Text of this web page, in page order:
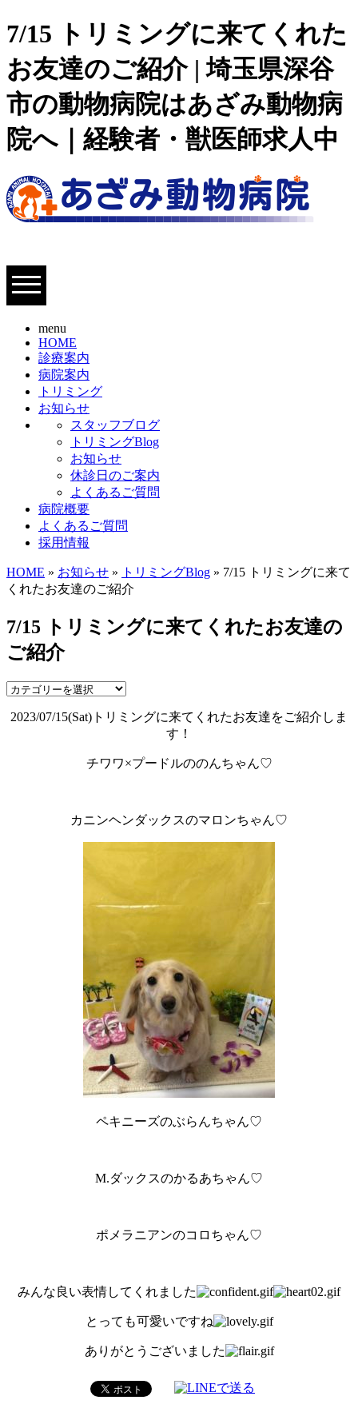
7/15 トリミングに来てくれた
お友達のご紹介 | 埼玉県深谷
市の動物病院はあざみ動物病
院へ｜経験者・獣医師求人中
menu
HOME
診療案内
病院案内
トリミング
お知らせ
スタッフブログ
トリミングBlog
お知らせ
休診日のご案内
よくあるご質問
病院概要
よくあるご質問
採用情報
HOME » お知らせ » トリミングBlog » 7/15 トリミングに来て
くれたお友達のご紹介
7/15 トリミングに来てくれたお友達の
ご紹介
2023/07/15(Sat) トリミングに来てくれたお友達をご紹介しま
す！
チワワ×プードルののんちゃん♡
カニンヘンダックスのマロンちゃん♡
ペキニーズのぶらんちゃん♡
M.ダックスのかるあちゃん♡
ポメラニアンのコロちゃん♡
みんな良い表情してくれました
とっても可愛いですね
ありがとうございました